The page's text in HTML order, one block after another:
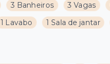
3 Banheiros 3 Vagas
1 Lavabo 1 Sala de jantar